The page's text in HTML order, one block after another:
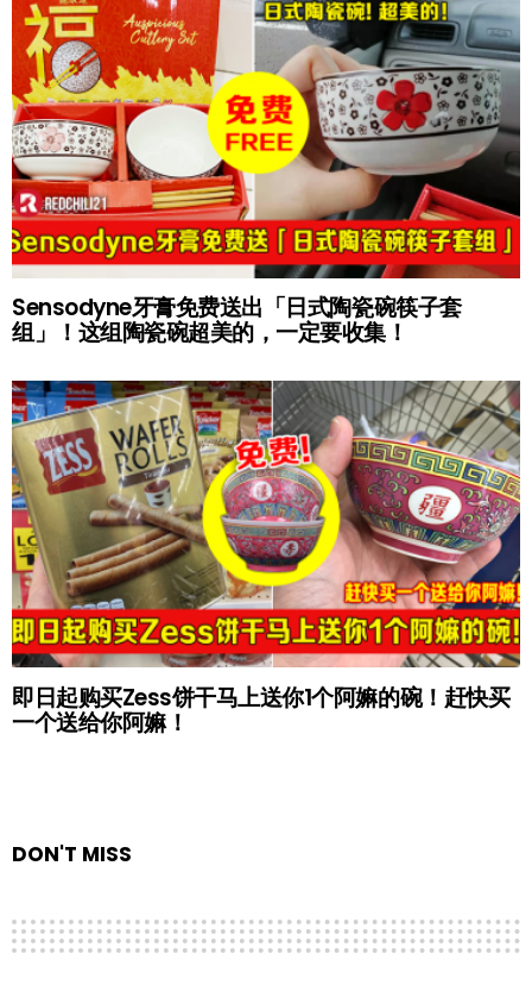
Sensodyne牙膏免费送出「日式陶瓷碗筷子套
组」！这组陶瓷碗超美的，一定要收集！
即日起购买Zess饼干马上送你1个阿嫲的碗！赶快买
一个送给你阿嫲！
DON'T MISS